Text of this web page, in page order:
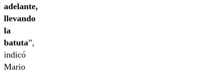
adelante,
llevando
la
batuta”,
indicó
Mario